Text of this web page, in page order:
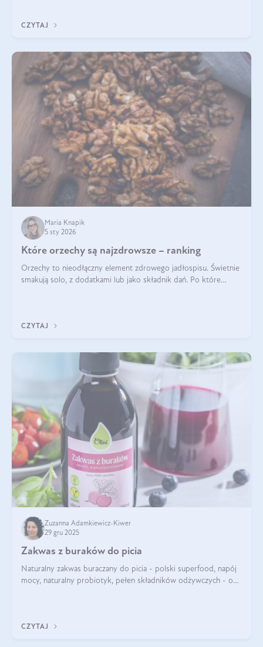
CZYTAJ
Maria Knapik
5 sty 2026
Które orzechy są najzdrowsze – ranking
Orzechy to nieodłączny element zdrowego jadłospisu. Świetnie
smakują solo, z dodatkami lub jako składnik dań. Po które
CZYTAJ
Zuzanna Adamkiewicz-Kiwer
29 gru 2025
Zakwas z buraków do picia
Naturalny zakwas buraczany do picia - polski superfood, napój
mocy, naturalny probiotyk, pełen składników odżywczych - o
CZYTAJ